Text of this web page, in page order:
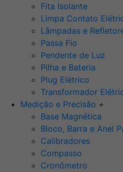
Fita Isolante
Limpa Contato
Lâmpadas e
Passa Fio
Pendente de Luz
Pilha e Bateria
Plug Elétrico
Transformador
Medição e Precisão +
Base Magnética
Bloco, Barra e Anel
Calibradores
Compasso
Cronômetro